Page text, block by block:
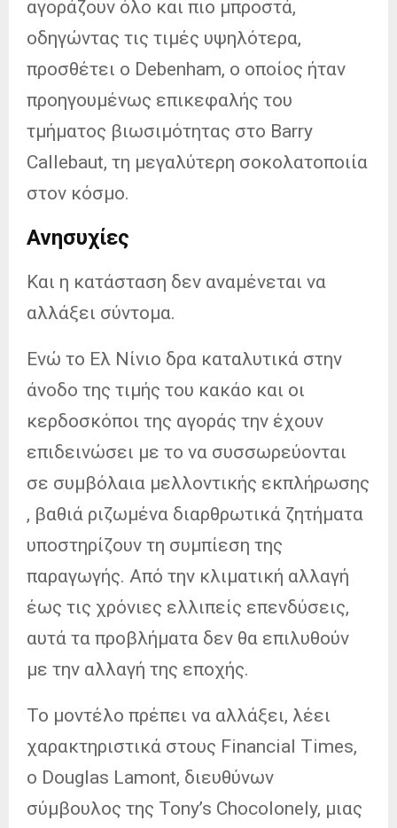
αγοράζουν όλο και πιο μπροστά,
οδηγώντας τις τιμές υψηλότερα,
προσθέτει ο Debenham, ο οποίος ήταν
προηγουμένως επικεφαλής του
τμήματος βιωσιμότητας στο Barry
Callebaut, τη μεγαλύτερη σοκολατοποιία
στον κόσμο.
Ανησυχίες
Και η κατάσταση δεν αναμένεται να
αλλάξει σύντομα.
Ενώ το Ελ Νίνιο δρα καταλυτικά στην
άνοδο της τιμής του κακάο και οι
κερδοσκόποι της αγοράς την έχουν
επιδεινώσει με το να συσσωρεύονται
σε συμβόλαια μελλοντικής εκπλήρωσης
, βαθιά ριζωμένα διαρθρωτικά ζητήματα
υποστηρίζουν τη συμπίεση της
παραγωγής. Από την κλιματική αλλαγή
έως τις χρόνιες ελλιπείς επενδύσεις,
αυτά τα προβλήματα δεν θα επιλυθούν
με την αλλαγή της εποχής.
Το μοντέλο πρέπει να αλλάξει, λέει
χαρακτηριστικά στους Financial Times,
ο Douglas Lamont, διευθύνων
σύμβουλος της Tony’s Chocolonely, μιας